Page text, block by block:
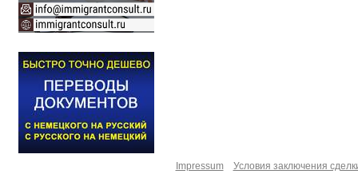
Impressum Условия заключения